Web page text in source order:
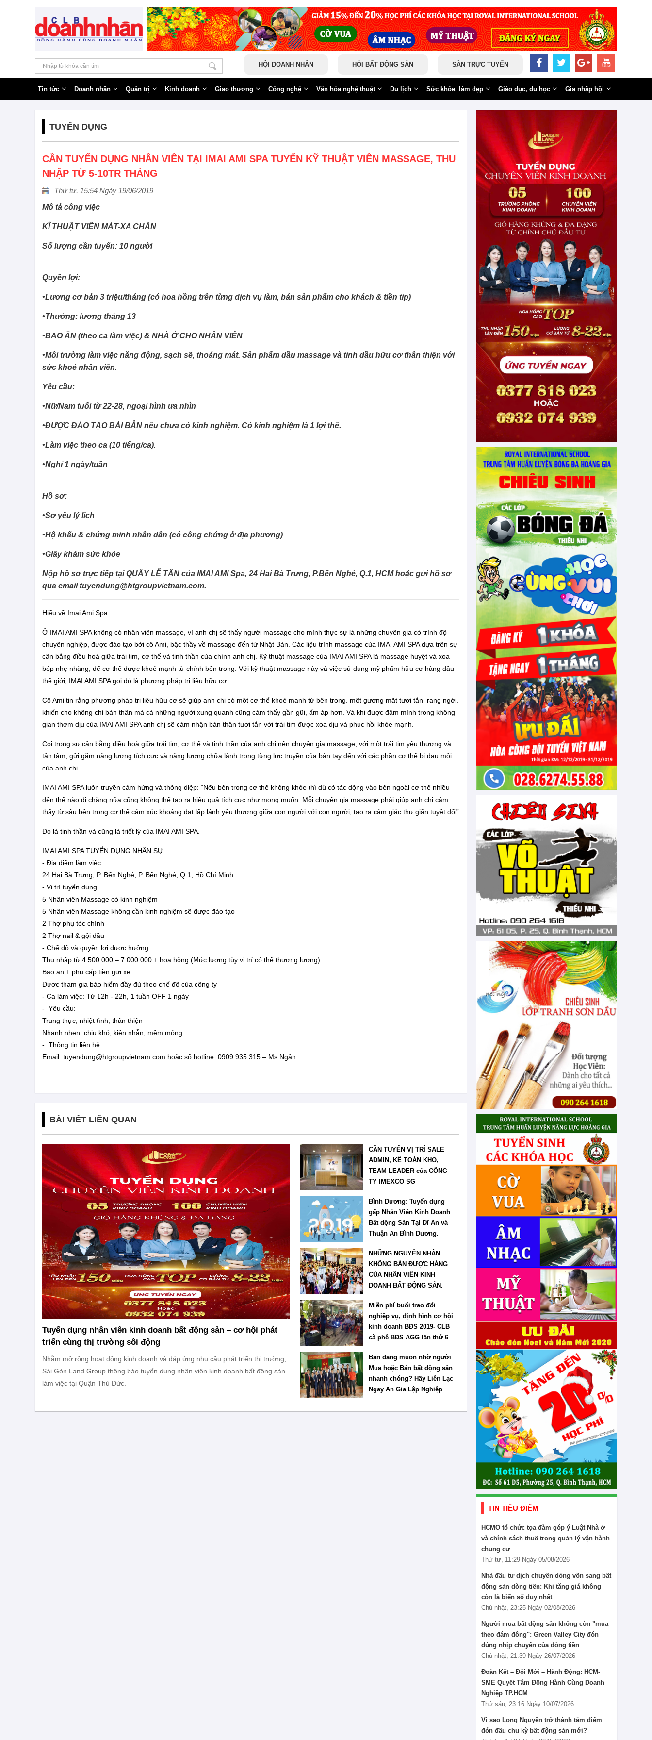
HỘI DOANH NHÂN HỘI BẤT ĐỘNG SẢN SÀN TRỰC TUYẾN
Tin tức Doanh nhân Quản trị Kinh doanh Giao thương Công nghệ Văn hóa nghệ thuật Du lịch Sức khỏe, làm đẹp Giáo dục, du học Gia nhập hội
TUYỂN DỤNG
CẦN TUYỂN DỤNG NHÂN VIÊN TẠI IMAI AMI SPA TUYỂN KỸ THUẬT VIÊN MASSAGE, THU
NHẬP TỪ 5-10TR THÁNG
Thứ tư, 15:54 Ngày 19/06/2019
Mô tả công việc
KĨ THUẬT VIÊN MÁT-XA CHÂN
Số lượng cần tuyển: 10 người
Quyền lợi:
•Lương cơ bản 3 triệu/tháng (có hoa hồng trên từng dịch vụ làm, bán sản phẩm cho khách & tiền tip)
•Thưởng: lương tháng 13
•BAO ĂN (theo ca làm việc) & NHÀ Ở CHO NHÂN VIÊN
•Môi trường làm việc năng động, sạch sẽ, thoáng mát. Sản phẩm dầu massage và tinh dầu hữu cơ thân thiện với
sức khoẻ nhân viên.
Yêu cầu:
•Nữ/Nam tuổi từ 22-28, ngoại hình ưa nhìn
•ĐƯỢC ĐÀO TẠO BÀI BẢN nếu chưa có kinh nghiệm. Có kinh nghiệm là 1 lợi thế.
•Làm việc theo ca (10 tiếng/ca).
•Nghỉ 1 ngày/tuần
Hồ sơ:
•Sơ yếu lý lịch
•Hộ khẩu & chứng minh nhân dân (có công chứng ở địa phương)
•Giấy khám sức khỏe
Nộp hồ sơ trực tiếp tại QUẦY LỄ TÂN của IMAI AMI Spa, 24 Hai Bà Trưng, P.Bến Nghé, Q.1, HCM hoặc gửi hồ sơ
qua emailtuyendung@htgroupvietnam.com.
Hiểu về Imai Ami Spa
Ở IMAI AMI SPA không có nhân viên massage, vì anh chị sẽ thấy người massage cho mình thực sự là những chuyên gia có trình độ
chuyên nghiệp, được đào tạo bởi cô Ami, bậc thầy về massage đến từ Nhật Bản. Các liệu trình massage của IMAI AMI SPA dựa trên sự
cân bằng điều hoà giữa trái tim, cơ thể và tinh thần của chính anh chị. Kỹ thuật massage của IMAI AMI SPA là massage huyệt và xoa
bóp nhẹ nhàng, để cơ thể được khoẻ mạnh từ chính bên trong. Với kỹ thuật massage này và việc sử dụng mỹ phẩm hữu cơ hàng đầu
thế giới, IMAI AMI SPA gọi đó là phương pháp trị liệu hữu cơ.
Cô Ami tin rằng phương pháp trị liệu hữu cơ sẽ giúp anh chị có một cơ thể khoẻ mạnh từ bên trong, một gương mặt tươi tắn, rạng ngời,
khiến cho không chỉ bản thân mà cả những người xung quanh cũng cảm thấy gần gũi, ấm áp hơn. Và khi được đắm mình trong không
gian thơm dịu của IMAI AMI SPA anh chị sẽ cảm nhận bản thân tươi tắn với trái tim được xoa dịu và phục hồi khỏe mạnh.
Coi trọng sự cân bằng điều hoà giữa trái tim, cơ thể và tinh thần của anh chị nên chuyên gia massage, với một trái tim yêu thương và
tận tâm, gửi gắm năng lượng tích cực và năng lượng chữa lành trong từng lực truyền của bàn tay đến với các phần cơ thể bị đau mỏi
của anh chị.
IMAI AMI SPA luôn truyền cảm hứng và thông điệp: “Nếu bên trong cơ thể không khỏe thì dù có tác động vào bên ngoài cơ thể nhiều
đến thế nào đi chăng nữa cũng không thể tạo ra hiệu quả tích cực như mong muốn. Mỗi chuyên gia massage phải giúp anh chị cảm
thấy từ sâu bên trong cơ thể cảm xúc khoáng đạt lấp lánh yêu thương giữa con người với con người, tạo ra cảm giác thư giãn tuyệt đối”
Đó là tinh thần và cũng là triết lý của IMAI AMI SPA.
IMAI AMI SPA TUYỂN DỤNG NHÂN SỰ :
- Địa điểm làm việc:
24 Hai Bà Trưng, P. Bến Nghé, P. Bến Nghé, Q.1, Hồ Chí Minh
- Vị trí tuyển dụng:
5 Nhân viên Massage có kinh nghiệm
5 Nhân viên Massage không cần kinh nghiệm sẽ được đào tạo
2 Thợ phụ tóc chính
2 Thợ nail & gội đầu
- Chế độ và quyền lợi được hưởng
Thu nhập từ 4.500.000 – 7.000.000 + hoa hồng (Mức lương tùy vị trí có thể thương lượng)
Bao ăn + phụ cấp tiền gửi xe
Được tham gia bảo hiểm đầy đủ theo chế đô của công ty
- Ca làm việc: Từ 12h - 22h, 1 tuần OFF 1 ngày
- Yêu cầu:
Trung thực, nhiệt tình, thân thiện
Nhanh nhẹn, chịu khó, kiên nhẫn, mềm mỏng.
- Thông tin liên hệ:
Email: tuyendung@htgroupvietnam.com hoặc số hotline: 0909 935 315 – Ms Ngân
BÀI VIẾT LIÊN QUAN
Tuyển dụng nhân viên kinh doanh bất động sản – cơ hội phát
triển cùng thị trường sôi động
Nhằm mở rộng hoạt động kinh doanh và đáp ứng nhu cầu phát triển thị trường,
Sài Gòn Land Group thông báo tuyển dụng nhân viên kinh doanh bất động sản
làm việc tại Quận Thủ Đức.
CẦN TUYỂN VỊ TRÍ SALE
ADMIN, KẾ TOÁN KHO,
TEAM LEADER của CÔNG
TY IMEXCO SG
Bình Dương: Tuyển dụng
gấp Nhân Viên Kinh Doanh
Bất động Sản Tại Dĩ An và
Thuận An Bình Dương.
NHỮNG NGUYÊN NHÂN
KHÔNG BÁN ĐƯỢC HÀNG
CỦA NHÂN VIÊN KINH
DOANH BẤT ĐỘNG SẢN.
Miễn phí buổi trao đổi
nghiệp vụ, định hình cơ hội
kinh doanh BĐS 2019- CLB
cà phê BĐS AGG lần thứ 6
Bạn đang muốn nhờ người
Mua hoặc Bán bất động sản
nhanh chóng? Hãy Liên Lạc
Ngay An Gia Lập Nghiệp
TIN TIÊU ĐIỂM
HCMO tổ chức tọa đàm góp ý Luật Nhà ở
và chính sách thuế trong quản lý vận hành
chung cư
Thứ tư, 11:29 Ngày 05/08/2026
Nhà đầu tư dịch chuyển dòng vốn sang bất
động sản dòng tiền: Khi tăng giá không
còn là biến số duy nhất
Chủ nhật, 23:25 Ngày 02/08/2026
Người mua bất động sản không còn "mua
theo đám đông": Green Valley City đón
đúng nhịp chuyển của dòng tiền
Chủ nhật, 21:39 Ngày 26/07/2026
Đoàn Kết – Đổi Mới – Hành Động: HCM-
SME Quyết Tâm Đồng Hành Cùng Doanh
Nghiệp TP.HCM
Thứ sáu, 23:16 Ngày 10/07/2026
Vì sao Long Nguyên trở thành tâm điểm
đón đầu chu kỳ bất động sản mới?